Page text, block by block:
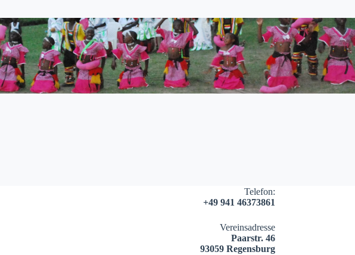
Telefon:
+49 941 46373861
Vereinsadresse
Paarstr. 46
93059 Regensburg